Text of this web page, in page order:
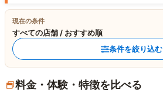
現在の条件
すべての店舗 / おすすめ順
条件を絞り込む
料金・体験・特徴を比べる